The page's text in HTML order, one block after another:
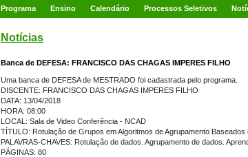
Programa Ensino Calendário Processos Seletivos
Notícias
Banca de DEFESA: FRANCISCO DAS CHAGAS IMPERES FILHO
Uma banca de DEFESA de MESTRADO foi cadastrada pelo programa.
DISCENTE: FRANCISCO DAS CHAGAS IMPERES FILHO
DATA: 13/04/2018
HORA: 08:00
LOCAL: Sala de Video Conferência - NCAD
TÍTULO: Rotulação de Grupos em Algoritmos de Agrupamento
PALAVRAS-CHAVES: Rotulação de dados. Agrupamento de dados.
PÁGINAS: 80